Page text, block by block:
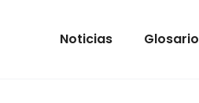
Noticias Glosario